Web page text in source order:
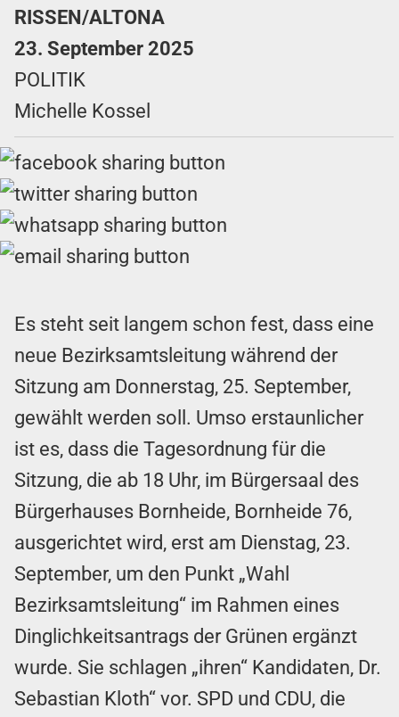
RISSEN/ALTONA
23. September 2025
POLITIK
Michelle Kossel
Es steht seit langem schon fest, dass eine
neue Bezirksamtsleitung während der
Sitzung am Donnerstag, 25. September,
gewählt werden soll. Umso erstaunlicher
ist es, dass die Tagesordnung für die
Sitzung, die ab 18 Uhr, im Bürgersaal des
Bürgerhauses Bornheide, Bornheide 76,
ausgerichtet wird, erst am Dienstag, 23.
September, um den Punkt „Wahl
Bezirksamtsleitung“ im Rahmen eines
Dinglichkeitsantrags der Grünen ergänzt
wurde. Sie schlagen „ihren“ Kandidaten, Dr.
Sebastian Kloth“ vor. SPD und CDU, die